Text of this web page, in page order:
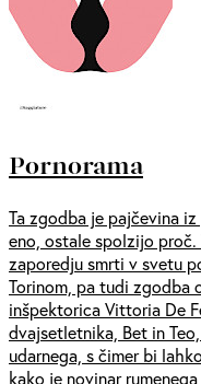
Pornorama
Ta zgodba je pajčevina
eno, ostale spolzijo
zaporedju smrti v svetu
Torinom, pa tudi zgodba
inšpektorica Vittoria De
dvajsetletnika, Bet in
udarnega, s čimer bi
kako je novinar